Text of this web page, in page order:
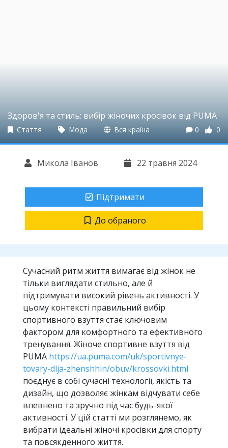
Здоров'я та стиль: вибір жіночих кросівок від PUMA
Стаття Мода Вся країна 0 0
Микола Іванов 22 травня 2024
Підтримати
До обраного
Сучасний ритм життя вимагає від жінок не
тільки виглядати стильно, але й
підтримувати високий рівень активності. У
цьому контексті правильний вибір
спортивного взуття стає ключовим
фактором для комфортного та ефективного
тренування. Жіноче спортивне взуття від
PUMA https://ua.puma.com/uk/sportivnye-
tovary-dlja-zhenshhin/obuv/krossovki.html
поєднує в собі сучасні технології, якість та
дизайн, що дозволяє жінкам відчувати себе
впевнено та зручно під час будь-якої
активності. У цій статті ми розглянемо, як
вибрати ідеальні жіночі кросівки для спорту
та повсякденного життя.